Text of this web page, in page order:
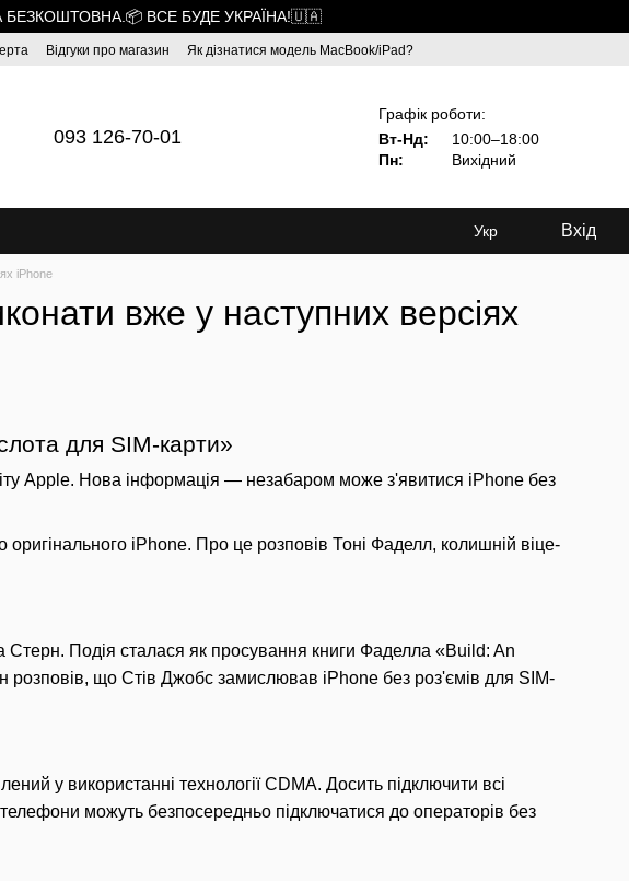
БЕЗКОШТОВНА.📦 ВСЕ БУДЕ УКРАЇНА!🇺🇦
Відгуки про магазин
Як дізнатися модель MacBook/iPad?
093 126-70-01
Графік роботи:
Вт-Нд:
10:00–18:00
Пн:
Вихідний
Укр Вхід
iPhone
вже у наступних версіях
для SIM-карти»
Apple. Нова інформація — незабаром може з'явитися iPhone без
iPhone. Про це розповів Тоні Фаделл, колишній віце-
Подія сталася як просування книги Фаделла «Build: An
розповів, що Стів Джобс замислював iPhone без роз'ємів для SIM-
у використанні технології CDMA. Досить підключити всі
можуть безпосередньо підключатися до операторів без